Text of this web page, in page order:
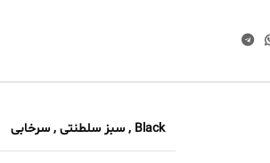
Black
,سبز سلطنتی ,سرخابی